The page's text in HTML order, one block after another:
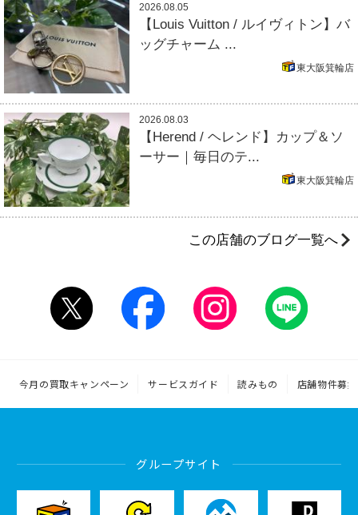
2026.08.05
【Louis Vuitton / ルイヴィトン】バ
ッグチャーム ...
東大阪箕輪店
2026.08.03
【Herend / ヘレンド】カップ＆ソ
ーサー｜毎日のテ...
東大阪箕輪店
この店舗のブログ一覧へ
今月の買取キャンペーン サービスガイド 読みもの 店舗物件募集
グループサイト